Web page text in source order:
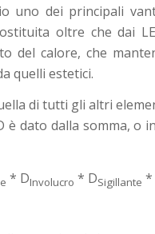
uno dei principali
oltre che dai
del calore, che
quelli estetici.
di tutti gli altri
dato dalla somma, o
* DInvolucro * DSigillante *